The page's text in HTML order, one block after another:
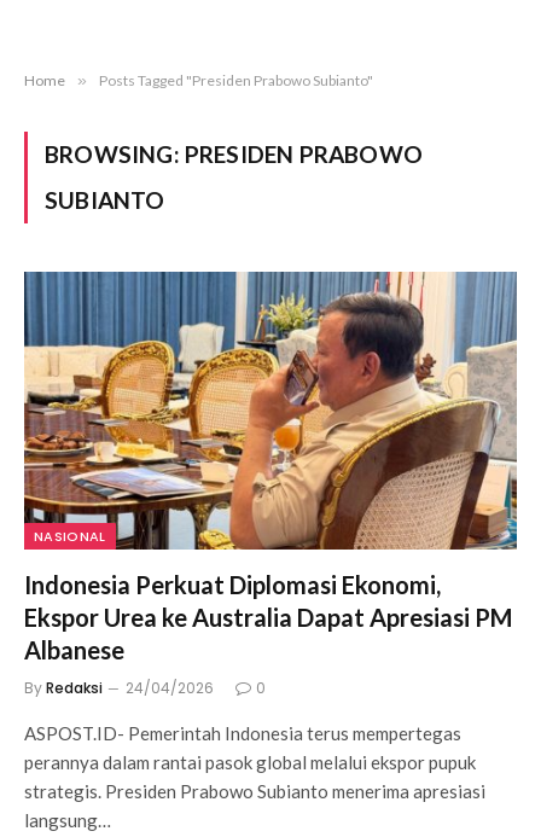
Home » Posts Tagged "Presiden Prabowo Subianto"
BROWSING: PRESIDEN PRABOWO
SUBIANTO
NASIONAL
Indonesia Perkuat Diplomasi Ekonomi,
Ekspor Urea ke Australia Dapat Apresiasi PM
Albanese
ByRedaksi 24/04/2026 0
ASPOST.ID- Pemerintah Indonesia terus mempertegas
perannya dalam rantai pasok global melalui ekspor pupuk
strategis. Presiden Prabowo Subianto menerima apresiasi
langsung…